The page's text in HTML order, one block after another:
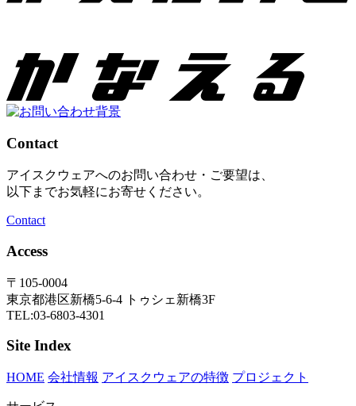
Contact
アイスクウェアへのお問い合わせ・ご要望は、
以下までお気軽にお寄せください。
Contact
Access
〒105-0004
東京都港区新橋5-6-4 トゥシェ新橋3F
TEL:03-6803-4301
Site Index
HOME 会社情報 アイスクウェアの特徴 プロジェクト